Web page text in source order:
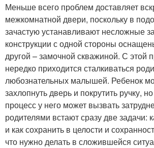
Меньше всего проблем доставляет
межкомнатной двери, поскольку в
зачастую устанавливают несложные
конструкции с одной стороны
другой – замочной скважиной. С этой
нередко приходится сталкиваться
любознательных малышей. Ребенок
захлопнуть дверь и покрутить ручку,
процесс у него может вызвать
родителями встают сразу две задачи:
и как сохранить в целости и
что нужно делать в сложившейся